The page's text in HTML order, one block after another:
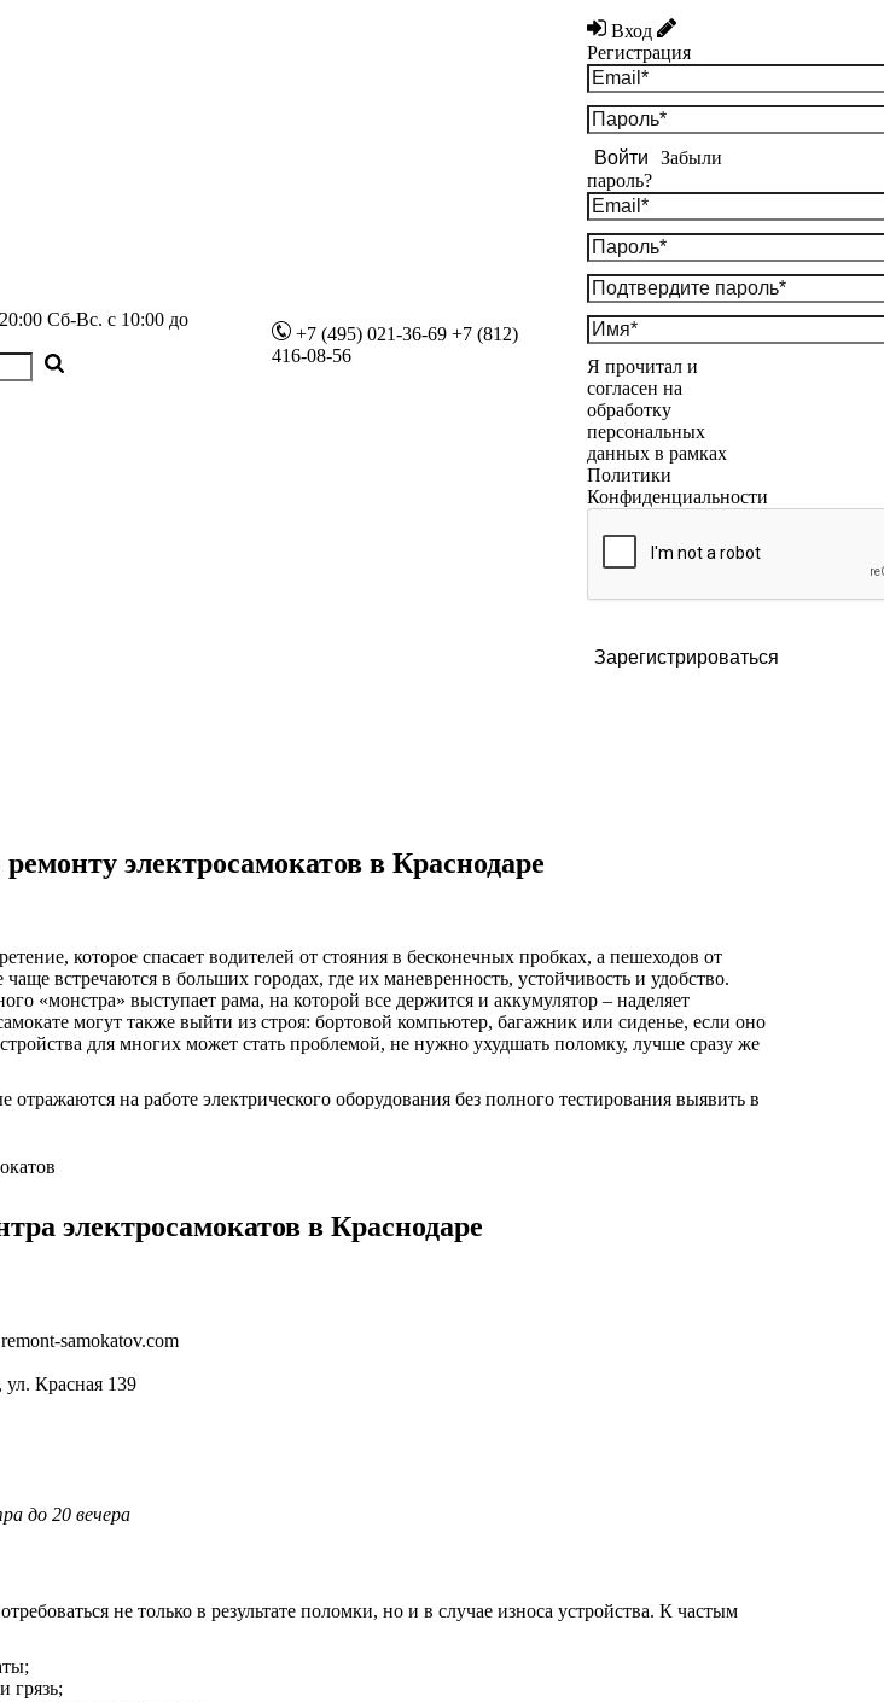
Сб-Вс. с 10:00 до
+7 (495) 021-36-69 +7 (812)
416-08-56
Вход
Регистрация
Войти
Забыли
пароль?
Я прочитал и
согласен на
обработку
персональных
данных в рамках
Политики
Конфиденциальности
Зарегистрироваться
электросамокатов в Краснодаре
которое спасает водителей от стояния в бесконечных пробках, а пешеходов от
встречаются в больших городах, где их маневренность, устойчивость и удобство.
«монстра» выступает рама, на которой все держится и аккумулятор – наделяет
могут также выйти из строя: бортовой компьютер, багажник или сиденье, если оно
для многих может стать проблемой, не нужно ухудшать поломку, лучше сразу же
на работе электрического оборудования без полного тестирования выявить в
электросамокатов в Краснодаре
samokatov.com
ул. Красная 139
до 20 вечера
не только в результате поломки, но и в случае износа устройства. К частым
грязь;